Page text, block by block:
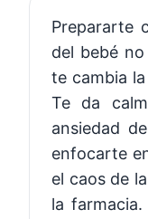
Prepararte
del bebé
te cambia
Te da
ansiedad
enfocarte
el caos de
la